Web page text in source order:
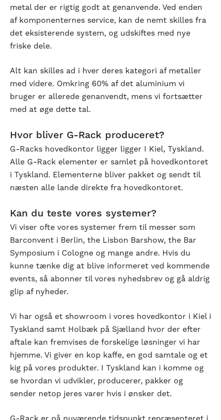
metal der er rigtig godt at genanvende. Ved enden
af komponenternes service, kan de nemt skilles fra
det eksisterende system, og udskiftes med nye
friske dele.
Alt kan skilles ad i hver deres kategori af metaller
med videre. Omkring 60% af det aluminium vi
bruger er allerede genanvendt, mens vi fortsætter
med at øge dette tal.
Hvor bliver G-Rack produceret?
G-Racks hovedkontor ligger ligger I Kiel, Tyskland.
Alle G-Rack elementer er samlet på hovedkontoret
i Tyskland. Elementerne bliver pakket og sendt til
næsten alle lande direkte fra hovedkontoret.
Kan du teste vores systemer?
Vi viser ofte vores systemer frem til messer som
Barconvent i Berlin, the Lisbon Barshow, the Bar
Symposium i Cologne og mange andre. Hvis du
kunne tænke dig at blive informeret ved kommende
events, så abonner til vores nyhedsbrev og gå aldrig
glip af nyheder.
Vi har også et showroom i vores hovedkontor i Kiel i
Tyskland samt Holbæk på Sjælland hvor der efter
aftale kan fremvises de forskelige løsninger vi har
hjemme. Vi giver en kop kaffe, en god samtale og et
kig på vores produkter. I Tyskland kan i komme og
se hvordan vi udvikler, producerer, pakker og
sender netop jeres varer hvis i ønsker det.